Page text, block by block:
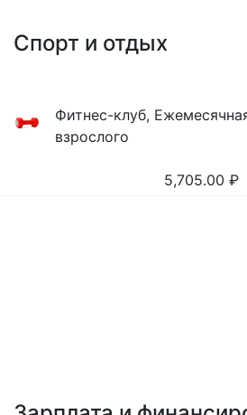
Спорт и отдых
Фитнес-клуб,
взрослого
5,705.00 ₽